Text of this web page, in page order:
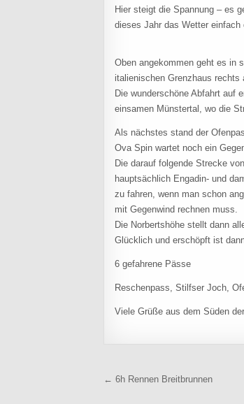
Hier steigt die Spannung – es
dieses Jahr das Wetter einfach
Oben angekommen geht es in
italienischen Grenzhaus rechts
Die wunderschöne Abfahrt auf
einsamen Münstertal, wo die
Als nächstes stand der
Ova Spin wartet noch ein
Die darauf folgende Strecke
hauptsächlich Engadin- und
zu fahren, wenn man schon
mit Gegenwind rechnen muss.
Die Norbertshöhe stellt dann
Glücklich und erschöpft ist
6 gefahrene Pässe
Reschenpass, Stilfser Joch,
Viele Grüße aus dem Süden
← 6h Rennen Breitbrunnen